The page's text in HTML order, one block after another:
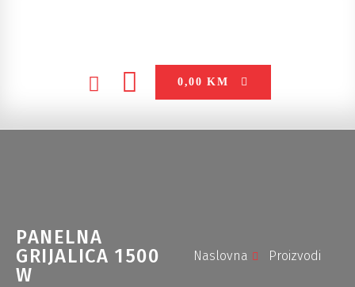
0,00KM
PANELNA
GRIJALICA 1500
W
Naslovna Proizvodi